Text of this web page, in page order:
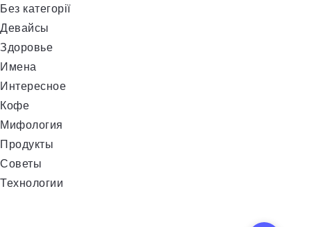
Без категорії
Девайсы
Здоровье
Имена
Интересное
Кофе
Мифология
Продукты
Советы
Технологии